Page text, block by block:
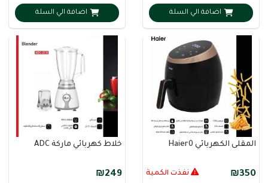
اضافة الي السلة اضافة الي السلة
المقلى الكهربائي Haier0
₪350 نفذت الكمية
خلاط كهربائي ماركة ADC
₪249